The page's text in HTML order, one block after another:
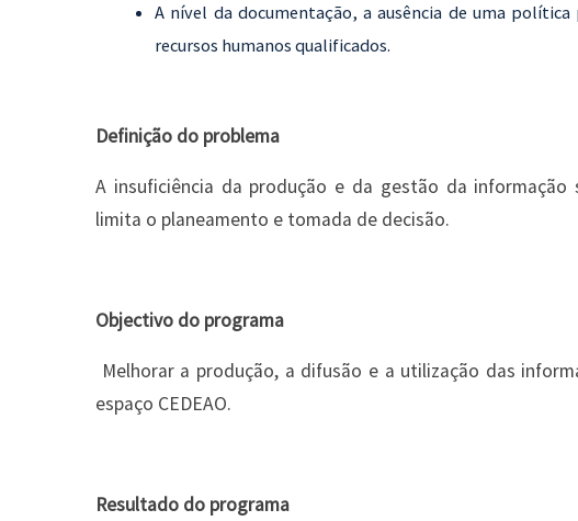
A nível da documentação, a ausência de uma
recursos humanos qualificados.
Definição do problema
A insuficiência da produção e da gestão da
limita o planeamento e tomada de decisão.
Objectivo do programa
Melhorar a produção, a difusão e a utilização das
espaço CEDEAO.
Resultado do programa